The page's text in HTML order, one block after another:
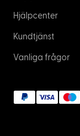
Hjälpcenter
Kundtjänst
Vanliga frågor